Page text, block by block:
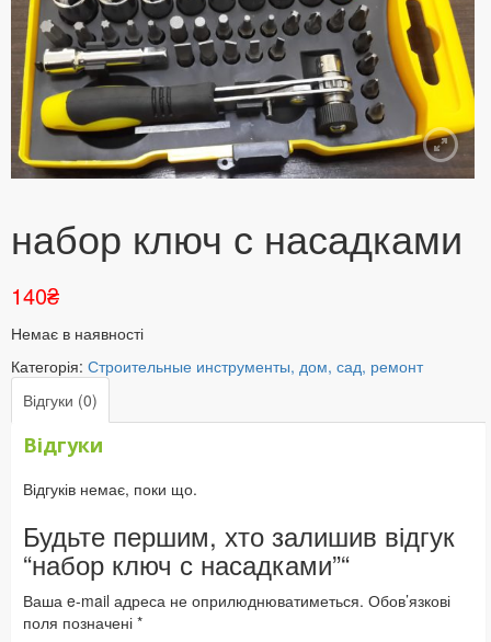
набор ключ с насадками
140₴
Немає в наявності
Категорія: Строительные инструменты, дом, сад, ремонт
Відгуки (0)
Відгуки
Відгуків немає, поки що.
Будьте першим, хто залишив відгук
“набор ключ с насадками”“
Ваша e-mail адреса не оприлюднюватиметься. Обов’язкові
поля позначені *